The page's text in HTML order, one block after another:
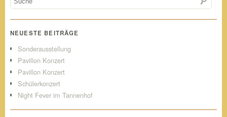
NEUESTE BEITRÄGE
Sonderausstellung
Pavillon Konzert
Pavillon Konzert
Schülerkonzert
Night Fever im Tannenhof